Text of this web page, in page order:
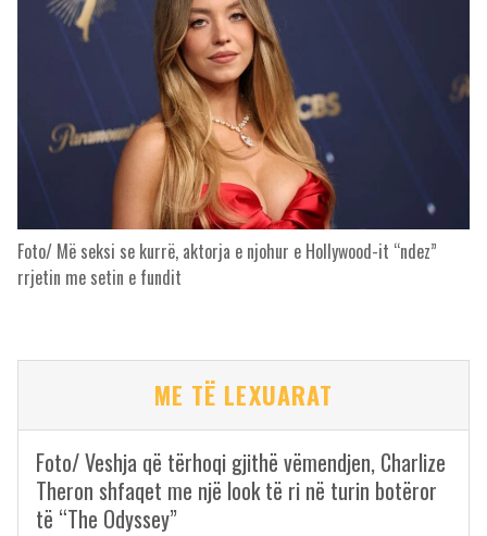
Foto/ Më seksi se kurrë, aktorja e njohur e Hollywood-it “ndez”
rrjetin me setin e fundit
ME TË LEXUARAT
Foto/ Veshja që tërhoqi gjithë vëmendjen, Charlize
Theron shfaqet me një look të ri në turin botëror
të “The Odyssey”